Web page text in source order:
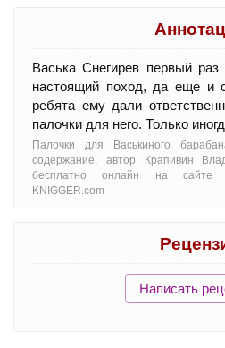
Васька Снегирев первый
настоящий поход, да еще и
ребята ему дали
палочки для него. Только
Палочки для Васькиного
содержание, автор Крапивин
бесплатно онлайн на сайте
KNIGGER.com
Написать